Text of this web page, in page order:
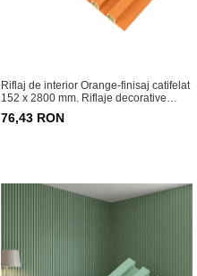
Riflaj de interior Orange-finisaj catifelat
152 x 2800 mm. Riflaje decorative
pentru living și dormitor
76,43 RON